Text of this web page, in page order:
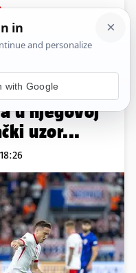
Komentari
Baš
u njegovoj
uzor...
with Google